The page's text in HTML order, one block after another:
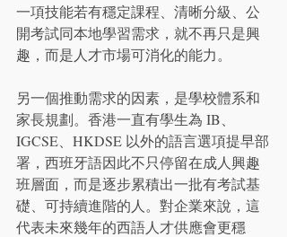
一項技能若有穩定課程、清晰分級、公
開考試同本地學習需求，就不再只是興
趣，而是人才市場可消化的能力。
另一個推動需求的因素，是學校體系和
家長規劃。香港一直有學生為 IB、
IGCSE、HKDSE 以外的語言選項提早部
署，西班牙語因此不只停留在成人興趣
班層面，而是逐步累積出一批有考試基
礎、可持續進階的人。對企業來說，這
代表未來幾年的西語人才供應會更穩